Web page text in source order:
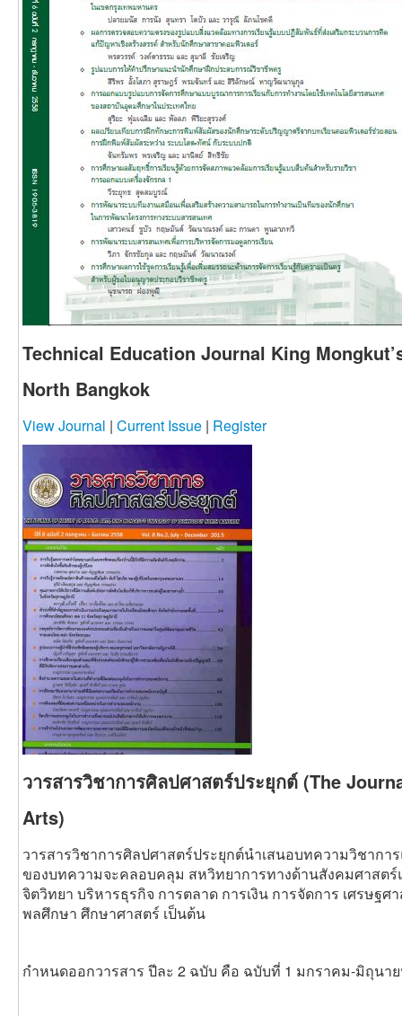
Technical Education Journal King
North Bangkok
View Journal | Current Issue | Register
วารสารวิชาการศิลปศาสตร์ประยุกต์ (The
Arts)
วารสารวิชาการศิลปศาสตร์ประยุกต์นำเสนอบทความวิชากา
ของบทความจะคลอบคลุม สหวิทยาการทางด้านสังคมศาสต
จิตวิทยา บริหารธุรกิจ การตลาด การเงิน การจัดการ เศรษ
พลศึกษา ศึกษาศาสตร์ เป็นต้น
กำหนดออกวารสาร ปีละ 2 ฉบับ คือ ฉบับที่ 1 มกราคม-มิถุน